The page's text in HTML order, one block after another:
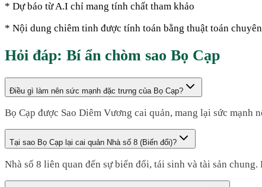
* Dự báo từ A.I chỉ mang tính chất tham khảo
* Nội dung chiêm tinh được tính toán bằng thuật toán
Hỏi đáp: Bí ẩn chòm sao Bọ Cạp
Điều gì làm nên sức mạnh đặc trưng của Bọ Cạp?
Bọ Cạp được Sao Diêm Vương cai quản, mang lại sức
Tại sao Bọ Cạp lại cai quản Nhà số 8 (Biến đổi)?
Nhà số 8 liên quan đến sự biến đổi, tái sinh và tài sản